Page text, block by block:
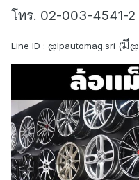
โทร. 02-003-4541-2
Line ID : @lpautomag.sri (มี@